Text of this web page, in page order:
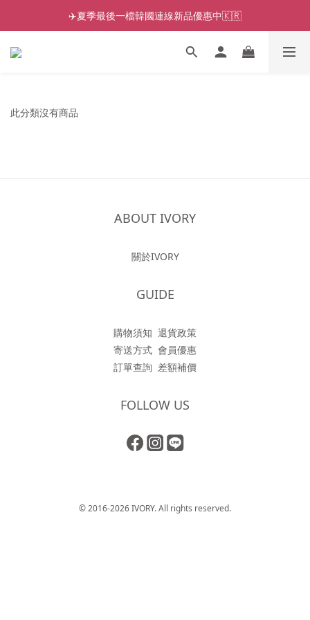
✈️夏季最後一檔韓國連線新品優惠中🇰🇷
此分類沒有商品
ABOUT IVORY
關於IVORY
GUIDE
購物須知 退貨政策
寄送方式 會員優惠
訂單查詢 差額補價
FOLLOW US
© 2016-2026 IVORY. All rights reserved.